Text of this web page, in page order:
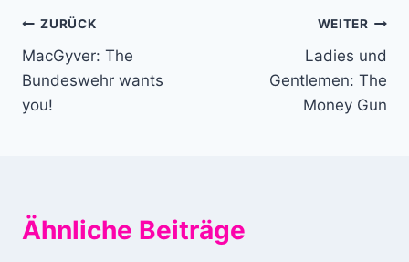
Beitragsnavigation
ZURÜCK
MacGyver: The
Bundeswehr wants
you!
WEITER
Ladies und
Gentlemen: The
Money Gun
Ähnliche Beiträge